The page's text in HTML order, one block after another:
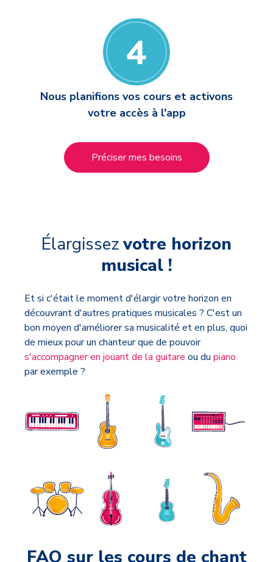
Nous planifions vos cours et activons
votre accès à l'app
Préciser mes besoins
Élargissezvotre horizon
musical !
Et si c'était le moment d'élargir votre horizon en
découvrant d'autres pratiques musicales ? C'est un
bon moyen d'améliorer sa musicalité et en plus, quoi
de mieux pour un chanteur que de pouvoir
s'accompagner en jouant de la guitare ou du piano
par exemple ?
FAQ sur les cours de chant